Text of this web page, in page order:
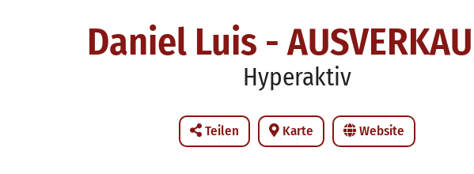
Daniel Luis -
Hyperaktiv
Teilen Karte Website